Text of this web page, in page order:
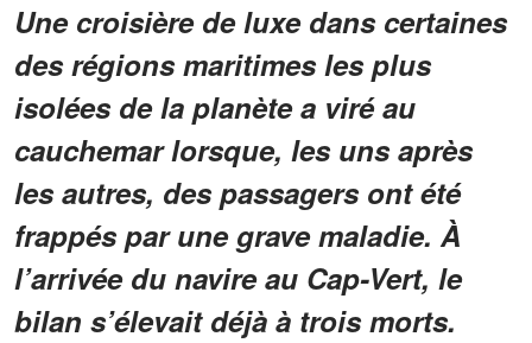
Une croisière de luxe dans certaines
des régions maritimes les plus
isolées de la planète a viré au
cauchemar lorsque, les uns après
les autres, des passagers ont été
frappés par une grave maladie. À
l’arrivée du navire au Cap-Vert, le
bilan s’élevait déjà à trois morts.